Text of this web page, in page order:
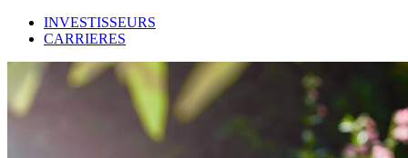
INVESTISSEURS
CARRIERES